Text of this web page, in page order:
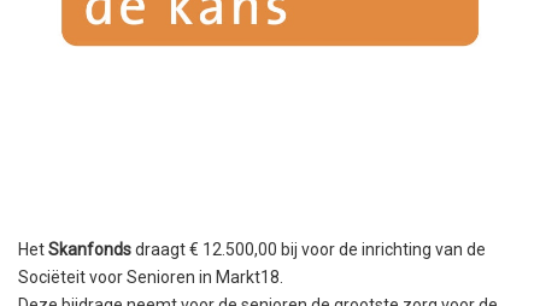
HetSkanfondsdraagt € 12.500,00 bij voor de inrichting van de
Sociëteit voor Senioren in Markt18.